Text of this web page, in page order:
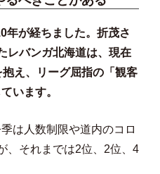
年が経ちました。折茂さ
レバンガ北海道は、現在
え、リーグ屈指の「観客
います。
は人数制限や道内のコロ
、それまでは2位、2位、4